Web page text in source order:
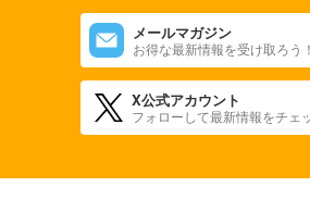
あらすじを表示する
週刊東洋経済 2025年10/11・
880円 (税込)
メールマガジン
お得な最新情報を受け取ろう！
X公式アカウント
フォローして最新情報をチェ